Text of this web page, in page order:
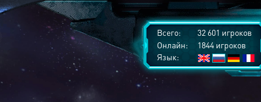
Всего:
32 601 игроков
Онлайн:
1844 игроков
Язык: